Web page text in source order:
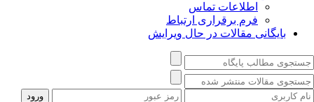
اطلاعات تماس
فرم برقراری ارتباط
بایگانی مقالات در حال ویرایش